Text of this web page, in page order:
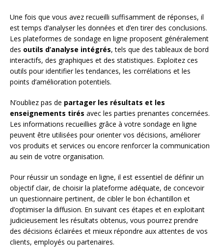
Une fois que vous avez recueilli suffisamment de réponses, il
est temps d’analyser les données et d’en tirer des conclusions.
Les plateformes de sondage en ligne proposent généralement
des outils d’analyse intégrés, tels que des tableaux de bord
interactifs, des graphiques et des statistiques. Exploitez ces
outils pour identifier les tendances, les corrélations et les
points d’amélioration potentiels.
N’oubliez pas de partager les résultats et les
enseignements tirés avec les parties prenantes concernées.
Les informations recueillies grâce à votre sondage en ligne
peuvent être utilisées pour orienter vos décisions, améliorer
vos produits et services ou encore renforcer la communication
au sein de votre organisation.
Pour réussir un sondage en ligne, il est essentiel de définir un
objectif clair, de choisir la plateforme adéquate, de concevoir
un questionnaire pertinent, de cibler le bon échantillon et
d’optimiser la diffusion. En suivant ces étapes et en exploitant
judicieusement les résultats obtenus, vous pourrez prendre
des décisions éclairées et mieux répondre aux attentes de vos
clients, employés ou partenaires.